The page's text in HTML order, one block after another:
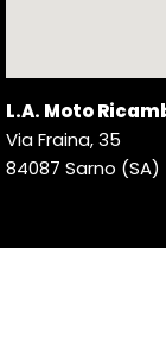
L.A. Moto
Via Fraina, 35
84087 Sarno (SA)